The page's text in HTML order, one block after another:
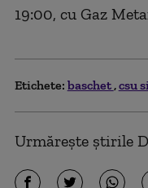
19:00, cu Gaz
Etichete: baschet csu
Urmărește știrile